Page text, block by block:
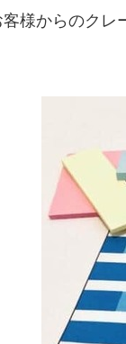
客様からのクレ